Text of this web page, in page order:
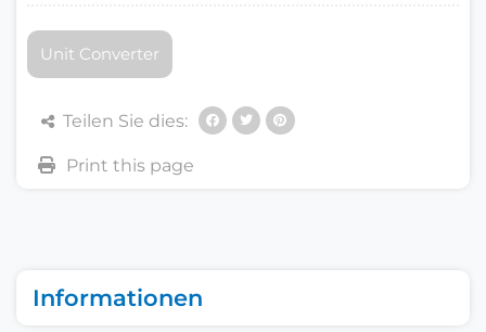
Unit Converter
Teilen Sie dies:
Informationen